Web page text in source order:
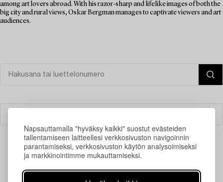
Napsauttamalla "hyväksy kaikki" suostut evästeiden
tallentamiseen laitteellesi verkkosivuston navigoinnin
parantamiseksi, verkkosivuston käytön analysoimiseksi
ja markkinointimme mukauttamiseksi.
among art lovers abroad. With his razor-sharp and lifelike images of both the
big city and rural views, Oskar Bergman manages to captivate viewers and art
audiences.